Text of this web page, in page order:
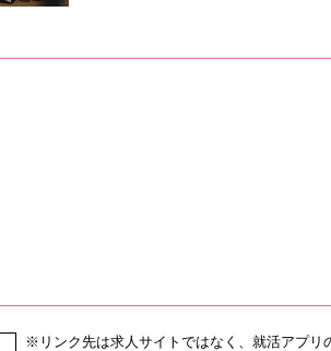
※リンク先は求人サイトではなく、就活アプリ